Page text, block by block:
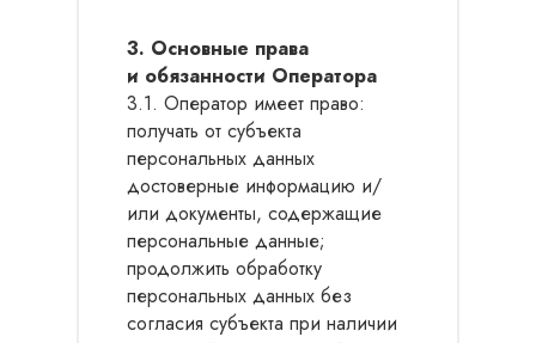
3. Основные права
и обязанности Оператора
3.1. Оператор имеет право:
получать от субъекта
персональных данных
достоверные информацию и/
или документы, содержащие
персональные данные;
продолжить обработку
персональных данных без
согласия субъекта при наличии